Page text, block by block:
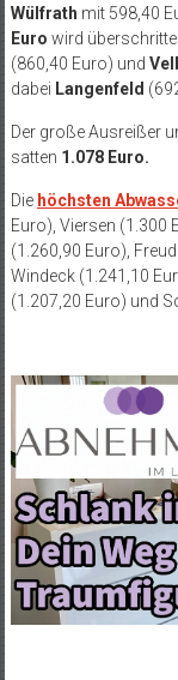
Wülfrath mit 598,40
Euro wird
(860,40 Euro) und
dabei Langenfeld
Der große Ausreißer
satten 1.078 Euro.
Die höchsten
Euro), Viersen (1.300
(1.260,90 Euro),
Windeck (1.241,10
(1.207,20 Euro) und